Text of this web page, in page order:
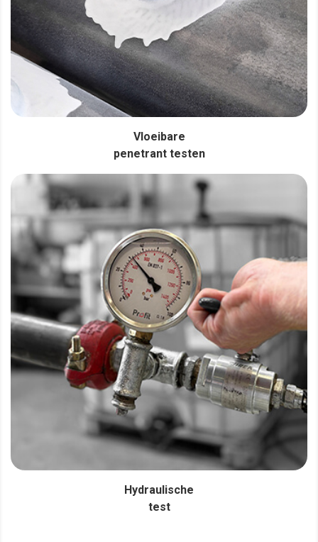
Vloeibare
penetrant testen
Hydraulische
test